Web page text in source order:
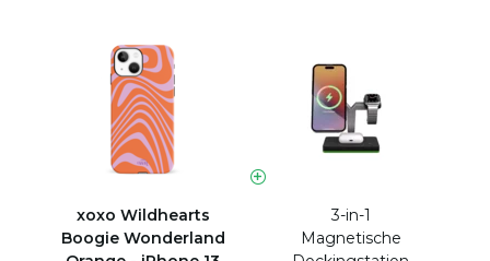
xoxo Wildhearts
Boogie Wonderland
3-in-1
Magnetische